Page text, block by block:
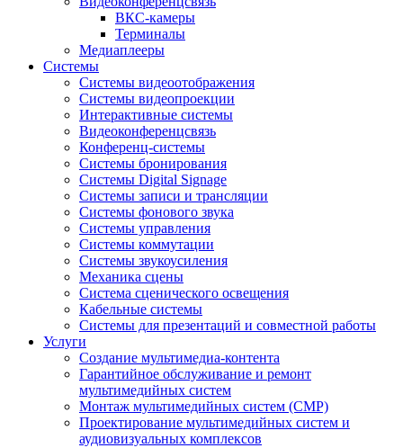
ВКС-камеры
Терминалы
Медиаплееры
Системы
Системы видеоотображения
Системы видеопроекции
Интерактивные системы
Видеоконференцсвязь
Конференц-системы
Системы бронирования
Системы Digital Signage
Системы записи и трансляции
Системы фонового звука
Системы управления
Системы коммутации
Системы звукоусиления
Механика сцены
Система сценического освещения
Кабельные системы
Системы для презентаций и совместной работы
Услуги
Создание мультимедиа-контента
Гарантийное обслуживание и ремонт
мультимедийных систем
Монтаж мультимедийных систем (СМР)
Проектирование мультимедийных систем и
аудиовизуальных комплексов